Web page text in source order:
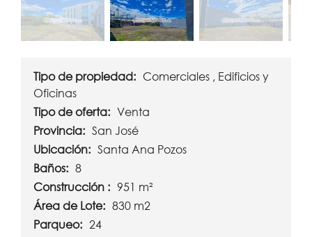
Tipo de propiedad: Comerciales , Edificios y
Oficinas
Tipo de oferta: Venta
Provincia: San José
Ubicación: Santa Ana Pozos
Baños: 8
Construcción : 951 m²
Área de Lote: 830 m2
Parqueo: 24